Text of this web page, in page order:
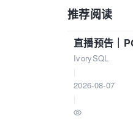
推荐阅读
直播预告｜
IvorySQL
2026-08-07